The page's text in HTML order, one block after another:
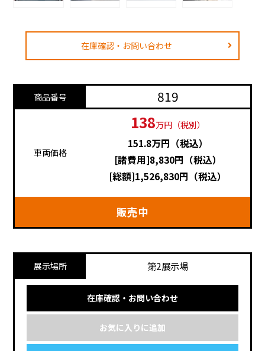
在庫確認・お問い合わせ
商品番号 819
車両価格
138万円（税別）
151.8万円（税込）
[諸費用]8,830円（税込）
[総額]1,526,830円（税込）
販売中
展示場所 第2展示場
在庫確認・お問い合わせ
お気に入りに追加